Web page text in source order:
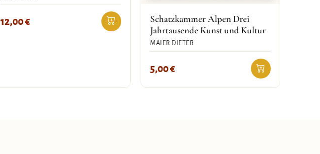
12,00€
Schatzkammer Alpen Drei
Jahrtausende Kunst und Kultur
MAIER DIETER
5,00€